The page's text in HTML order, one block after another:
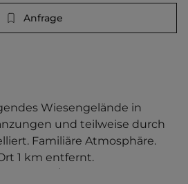
Anfrage
Wiesengelände in
und teilweise durch
Familiäre Atmosphäre.
1 km entfernt.
45/0.